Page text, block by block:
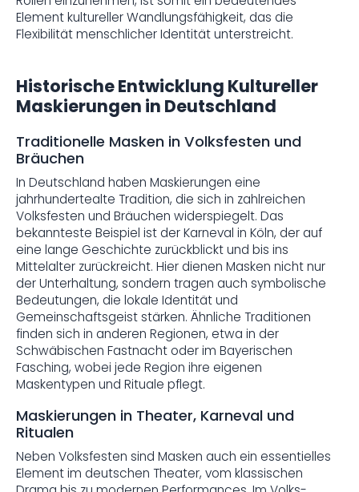
Element kultureller Wandlungsfähigkeit, das die
Flexibilität menschlicher Identität unterstreicht.
Historische Entwicklung Kultureller
Maskierungen in Deutschland
Traditionelle Masken in Volksfesten und
Bräuchen
In Deutschland haben Maskierungen eine
jahrhundertealte Tradition, die sich in zahlreichen
Volksfesten und Bräuchen widerspiegelt. Das
bekannteste Beispiel ist der Karneval in Köln, der auf
eine lange Geschichte zurückblickt und bis ins
Mittelalter zurückreicht. Hier dienen Masken nicht nur
der Unterhaltung, sondern tragen auch symbolische
Bedeutungen, die lokale Identität und
Gemeinschaftsgeist stärken. Ähnliche Traditionen
finden sich in anderen Regionen, etwa in der
Schwäbischen Fastnacht oder im Bayerischen
Fasching, wobei jede Region ihre eigenen
Maskentypen und Rituale pflegt.
Maskierungen in Theater, Karneval und
Ritualen
Neben Volksfesten sind Masken auch ein essentielles
Element im deutschen Theater, vom klassischen